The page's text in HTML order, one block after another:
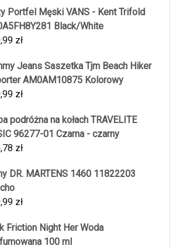
Portfel Męski VANS - Kent Trifold
Black/White
zł
Jeans Saszetka Tjm Beach Hiker
AM0AM10875 Kolorowy
zł
podróżna na kołach TRAVELITE
96277-01 Czarna - czarny
zł
DR. MARTENS 1460 11822203
zł
Friction Night Her Woda
100 ml